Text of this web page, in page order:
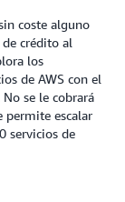
coste alguno
crédito al
los
de AWS con el
se le cobrará
permite escalar
servicios de